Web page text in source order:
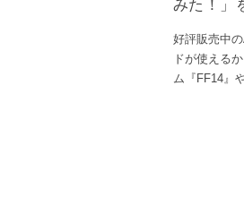
みた！」
好評販売中
ドが使える
ム『FF14』